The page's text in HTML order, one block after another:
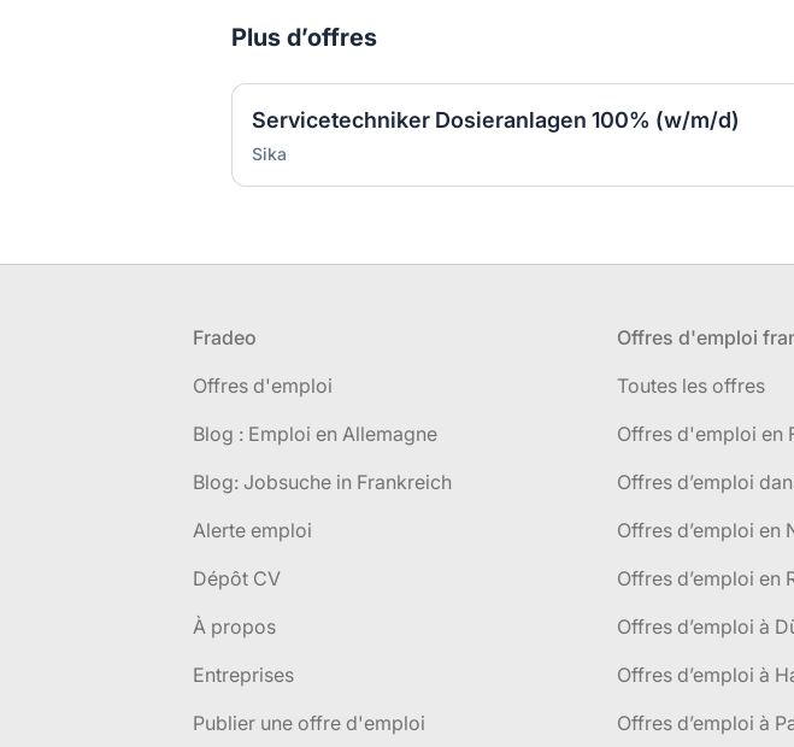
Plus d’offres
Servicetechniker Dosieranlagen 100% (w/m/d)
Sika
Fradeo
Offres d'emploi
Blog : Emploi en Allemagne
Blog: Jobsuche in Frankreich
Alerte emploi
Dépôt CV
À propos
Entreprises
Publier une offre d'emploi
Offres d'emploi
Toutes les offres
Offres d'emploi en
Offres d’emploi
Offres d’emploi en
Offres d’emploi à
Offres d’emploi à
Offres d’emploi à